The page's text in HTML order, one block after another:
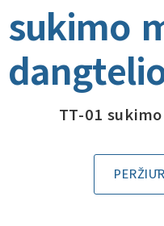
sukimo
TT-01